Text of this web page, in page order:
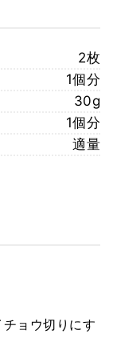
2枚
1個分
30g
1個分
適量
ョウ切りにす